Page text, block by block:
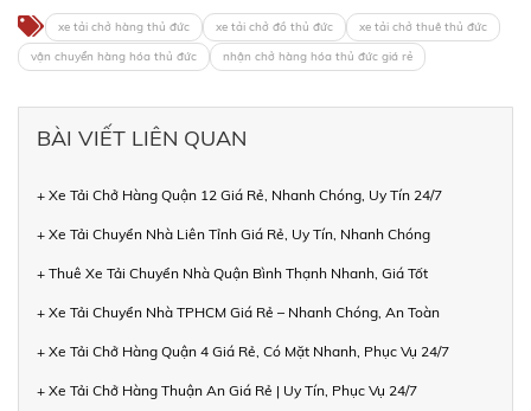
xe tải chở hàng thủ đức xe tải chở đồ thủ đức
xe tải chở thuê thủ đức
vận chuyển hàng hóa thủ đức
nhận chở hàng hóa thủ đức giá rẻ
BÀI VIẾT LIÊN QUAN
+ Xe Tải Chở Hàng Quận 12 Giá Rẻ, Nhanh Chóng, Uy Tín 24/7
+ Xe Tải Chuyển Nhà Liên Tỉnh Giá Rẻ, Uy Tín, Nhanh Chóng
+ Thuê Xe Tải Chuyển Nhà Quận Bình Thạnh Nhanh, Giá Tốt
+ Xe Tải Chuyển Nhà TPHCM Giá Rẻ – Nhanh Chóng, An Toàn
+ Xe Tải Chở Hàng Quận 4 Giá Rẻ, Có Mặt Nhanh, Phục Vụ 24/7
+ Xe Tải Chở Hàng Thuận An Giá Rẻ | Uy Tín, Phục Vụ 24/7